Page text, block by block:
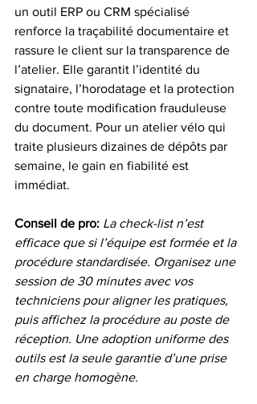
un outil ERP ou CRM spécialisé
renforce la traçabilité documentaire et
rassure le client sur la transparence de
l’atelier. Elle garantit l’identité du
signataire, l’horodatage et la protection
contre toute modification frauduleuse
du document. Pour un atelier vélo qui
traite plusieurs dizaines de dépôts par
semaine, le gain en fiabilité est
immédiat.
Conseil de pro: La check-list n’est
efficace que si l’équipe est formée et la
procédure standardisée. Organisez une
session de 30 minutes avec vos
techniciens pour aligner les pratiques,
puis affichez la procédure au poste de
réception. Une adoption uniforme des
outils est la seule garantie d’une prise
en charge homogène.